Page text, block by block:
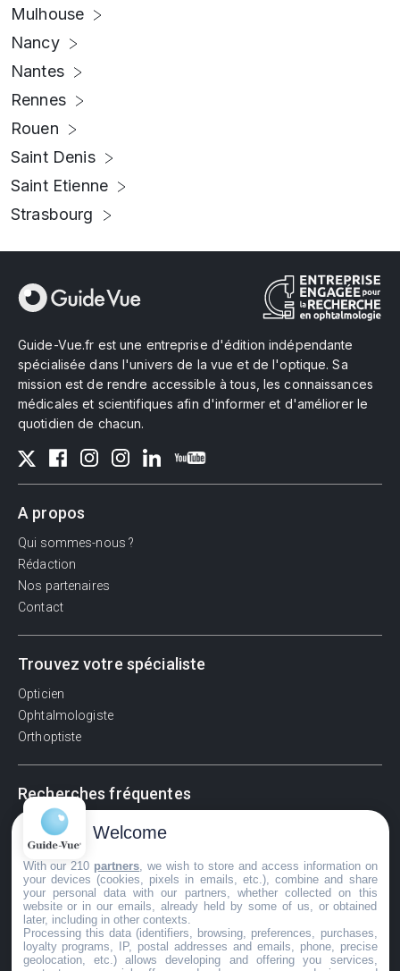
Mulhouse
Nancy
Nantes
Rennes
Rouen
Saint Denis
Saint Etienne
Strasbourg
Guide-Vue.fr est une entreprise d'édition indépendante
spécialisée dans l'univers de la vue et de l'optique. Sa
mission est de rendre accessible à tous, les connaissances
médicales et scientifiques afin d'informer et d'améliorer le
quotidien de chacun.
A propos
Qui sommes-nous ?
Rédaction
Nos partenaires
Contact
Trouvez votre spécialiste
Opticien
Ophtalmologiste
Orthoptiste
Recherches fréquentes
Pathologies adultes
Signes d'une urgence ophtalmologique
La vision
Acuité visuelle
Myosis / mydriase
Œdème oculaire
Welcome
With our 210 partners , we wish to store and access information on
your devices (cookies, pixels in emails, etc.), combine and share
your personal data with our partners, whether collected on this
website or in our emails, already held by some of us, or obtained
later, including in other contexts.
Processing this data (identifiers, browsing, preferences, purchases,
loyalty programs, IP, postal addresses and emails, phone, precise
geolocation, etc.) allows developing and offering you services,